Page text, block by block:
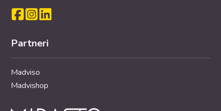
Partneri
Madviso
Madvishop